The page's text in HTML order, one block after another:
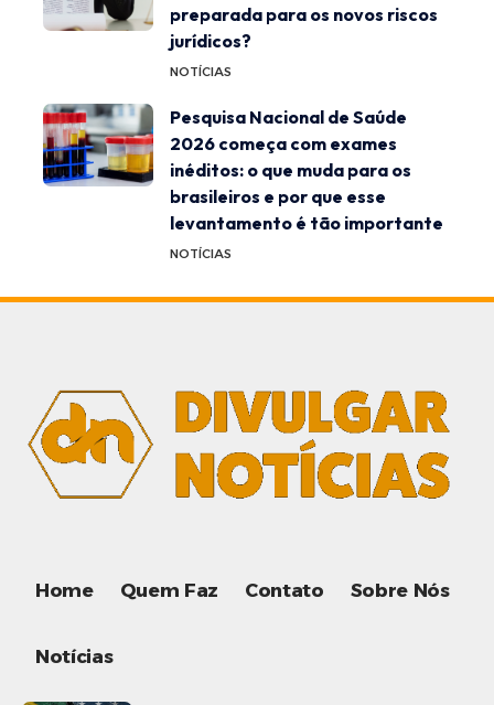
preparada para os novos riscos
jurídicos?
NOTÍCIAS
Pesquisa Nacional de Saúde
2026 começa com exames
inéditos: o que muda para os
brasileiros e por que esse
levantamento é tão importante
NOTÍCIAS
Home Quem Faz Contato Sobre Nós
Notícias